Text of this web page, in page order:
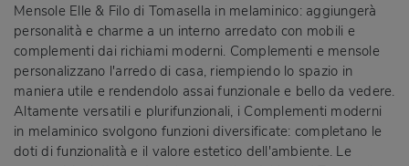
Mensole Elle & Filo di Tomasella in melaminico: aggiungerà
personalità e charme a un interno arredato con mobili e
complementi dai richiami moderni. Complementi e mensole
personalizzano l'arredo di casa, riempiendo lo spazio in
maniera utile e rendendolo assai funzionale e bello da vedere.
Altamente versatili e plurifunzionali, i Complementi moderni
in melaminico svolgono funzioni diversificate: completano le
doti di funzionalità e il valore estetico dell'ambiente. Le